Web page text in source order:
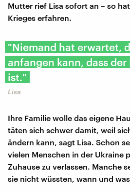
Mutter rief Lisa sofort an – so
Krieges erfahren.
"Niemand hat erwartet,
anfangen kann, dass
ist."
Lisa
Ihre Familie wolle das eigene
täten sich schwer damit, weil
ändern kann, sagt Lisa. Schon
vielen Menschen in der Ukraine
Zuhause zu verlassen. Manche
sie nicht wüssten, wann und